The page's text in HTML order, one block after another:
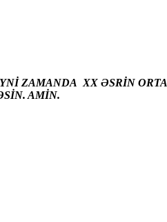
ZAMANDA XX ƏSRİN
AMİN.